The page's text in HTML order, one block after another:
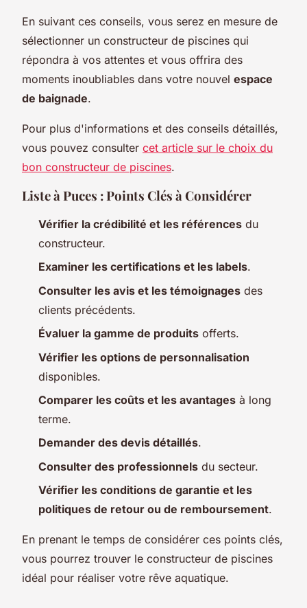
En suivant ces conseils, vous serez en mesure de
sélectionner un constructeur de piscines qui
répondra à vos attentes et vous offrira des
moments inoubliables dans votre nouvel espace
de baignade.
Pour plus d'informations et des conseils détaillés,
vous pouvez consulter cet article sur le choix du
bon constructeur de piscines.
Liste à Puces : Points Clés à Considérer
Vérifier la crédibilité et les références du
constructeur.
Examiner les certifications et les labels.
Consulter les avis et les témoignages des
clients précédents.
Évaluer la gamme de produits offerts.
Vérifier les options de personnalisation
disponibles.
Comparer les coûts et les avantages à long
terme.
Demander des devis détaillés.
Consulter des professionnels du secteur.
Vérifier les conditions de garantie et les
politiques de retour ou de remboursement.
En prenant le temps de considérer ces points clés,
vous pourrez trouver le constructeur de piscines
idéal pour réaliser votre rêve aquatique.